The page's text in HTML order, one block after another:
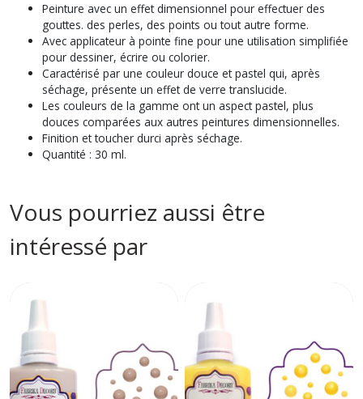
Peinture avec un effet dimensionnel pour effectuer des
gouttes. des perles, des points ou tout autre forme.
Avec applicateur à pointe fine pour une utilisation simplifiée
pour dessiner, écrire ou colorier.
Caractérisé par une couleur douce et pastel qui, après
séchage, présente un effet de verre translucide.
Les couleurs de la gamme ont un aspect pastel, plus
douces comparées aux autres peintures dimensionnelles.
Finition et toucher durci après séchage.
Quantité : 30 ml.
Vous pourriez aussi être
intéressé par